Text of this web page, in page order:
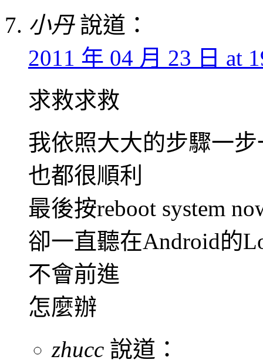
小丹 說道：
2011 年 04 月 23 日 at
求救求救
我依照大大的步驟一
也都很順利
最後按reboot system
卻一直聽在Android的
不會前進
怎麼辦
zhucc 說道：